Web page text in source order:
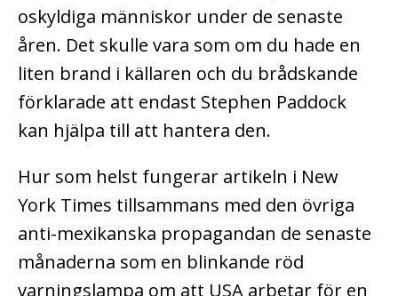
oskyldiga människor under de senaste
åren. Det skulle vara som om du hade en
liten brand i källaren och du brådskande
förklarade att endast Stephen Paddock
kan hjälpa till att hantera den.
Hur som helst fungerar artikeln i New
York Times tillsammans med den övriga
anti-mexikanska propagandan de senaste
månaderna som en blinkande röd
varningslampa om att USA arbetar för en